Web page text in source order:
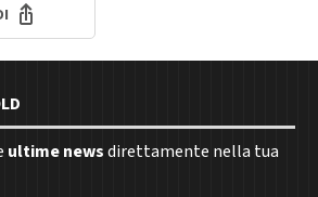
ultime newsdirettamente nella tua